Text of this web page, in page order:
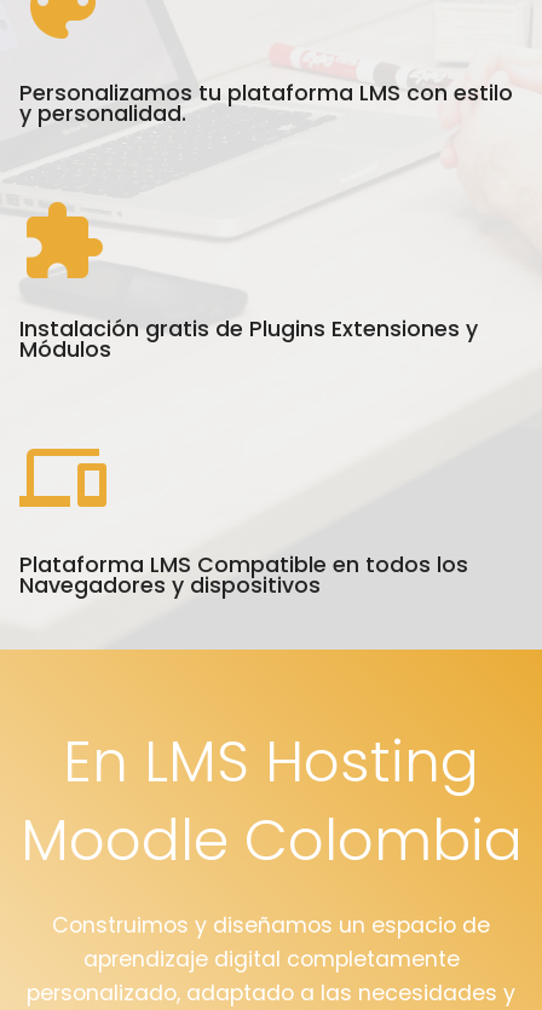
Personalizamos tu plataforma LMS con estilo
y personalidad.
Instalación gratis de Plugins Extensiones y
Módulos
Plataforma LMS Compatible en todos los
Navegadores y dispositivos
En LMS Hosting
Moodle Colombia
Construimos y diseñamos un espacio de
aprendizaje digital completamente
personalizado, adaptado a las necesidades y